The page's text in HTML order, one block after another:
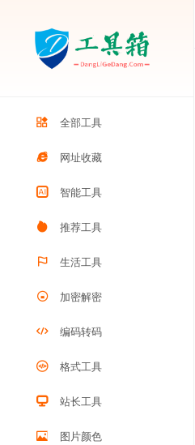
全部工具
网址收藏
智能工具
推荐工具
生活工具
加密解密
编码转码
格式工具
站长工具
图片颜色